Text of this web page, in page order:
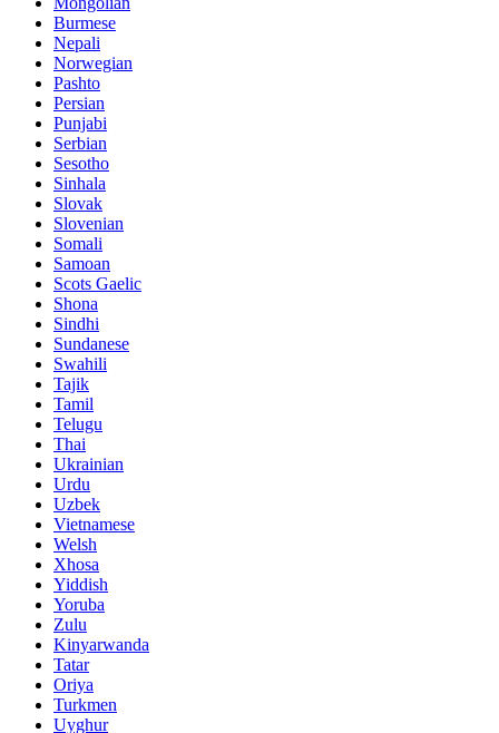
Burmese
Nepali
Norwegian
Pashto
Persian
Punjabi
Serbian
Sesotho
Sinhala
Slovak
Slovenian
Somali
Samoan
Scots Gaelic
Shona
Sindhi
Sundanese
Swahili
Tajik
Tamil
Telugu
Thai
Ukrainian
Urdu
Uzbek
Vietnamese
Welsh
Xhosa
Yiddish
Yoruba
Zulu
Kinyarwanda
Tatar
Oriya
Turkmen
Uyghur